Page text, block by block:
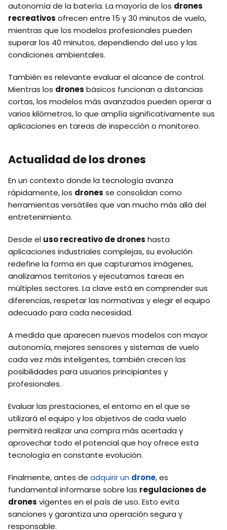
autonomía de la batería. La mayoría de los drones
recreativos ofrecen entre 15 y 30 minutos de vuelo,
mientras que los modelos profesionales pueden
superar los 40 minutos, dependiendo del uso y las
condiciones ambientales.
También es relevante evaluar el alcance de control.
Mientras los drones básicos funcionan a distancias
cortas, los modelos más avanzados pueden operar a
varios kilómetros, lo que amplía significativamente sus
aplicaciones en tareas de inspección o monitoreo.
Actualidad de los drones
En un contexto donde la tecnología avanza
rápidamente, los drones se consolidan como
herramientas versátiles que van mucho más allá del
entretenimiento.
Desde el uso recreativo de drones hasta
aplicaciones industriales complejas, su evolución
redefine la forma en que capturamos imágenes,
analizamos territorios y ejecutamos tareas en
múltiples sectores. La clave está en comprender sus
diferencias, respetar las normativas y elegir el equipo
adecuado para cada necesidad.
A medida que aparecen nuevos modelos con mayor
autonomía, mejores sensores y sistemas de vuelo
cada vez más inteligentes, también crecen las
posibilidades para usuarios principiantes y
profesionales.
Evaluar las prestaciones, el entorno en el que se
utilizará el equipo y los objetivos de cada vuelo
permitirá realizar una compra más acertada y
aprovechar todo el potencial que hoy ofrece esta
tecnología en constante evolución.
Finalmente, antes de adquirir un drone, es
fundamental informarse sobre las regulaciones de
drones vigentes en el país de uso. Esto evita
sanciones y garantiza una operación segura y
responsable.